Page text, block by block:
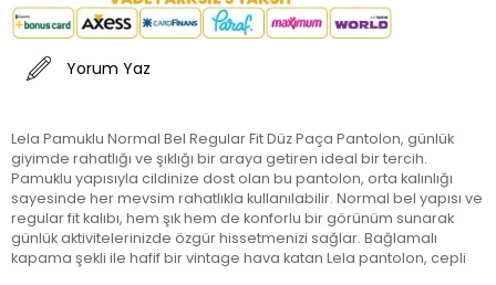
Yorum Yaz
Lela Pamuklu Normal Bel Regular Fit Düz Paça Pantolon, günlük
giyimde rahatlığı ve şıklığı bir araya getiren ideal bir tercih.
Pamuklu yapısıyla cildinize dost olan bu pantolon, orta kalınlığı
sayesinde her mevsim rahatlıkla kullanılabilir. Normal bel yapısı ve
regular fit kalıbı, hem şık hem de konforlu bir görünüm sunarak
günlük aktivitelerinizde özgür hissetmenizi sağlar. Bağlamalı
kapama şekli ile hafif bir vintage hava katan Lela pantolon, cepli